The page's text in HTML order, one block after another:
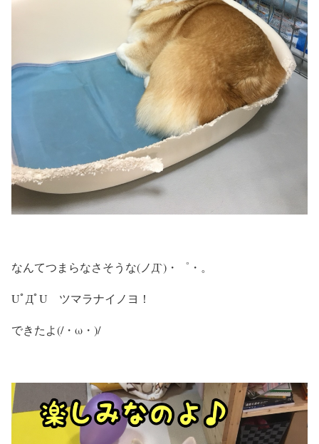
なんてつまらなさそうな(ノД`)・゜・。
UﾟДﾟU ツマラナイノヨ！
できたよ(/・ω・)/